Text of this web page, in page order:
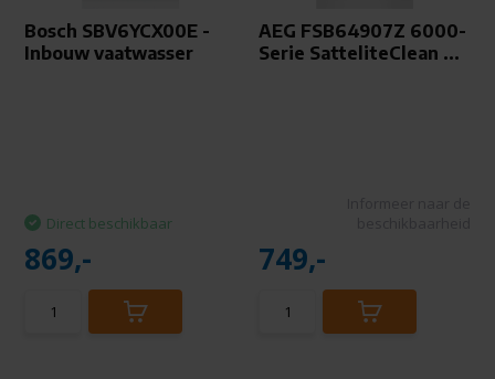
Bosch SBV6YCX00E -
Inbouw vaatwasser
Direct beschikbaar
869,-
AEG FSB64907Z 6000-
Serie SatteliteClean ...
749,-